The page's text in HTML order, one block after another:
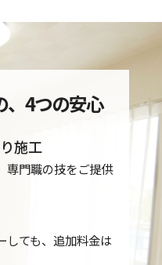
、4つの安心
施工
専門職の技をご提供
しても、追加料金は